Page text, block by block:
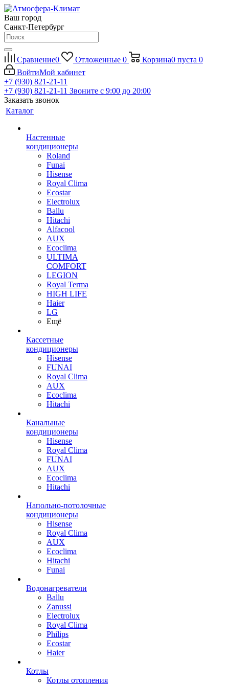
Ваш город
Санкт-Петербург
Сравнение0 Отложенные 0 Корзина0 пуста 0
ВойтиМой кабинет
+7 (930) 821-21-11
+7 (930) 821-21-11 Звоните с 9:00 до 20:00
Заказать звонок
Каталог
Настенные
кондиционеры
Roland
Funai
Hisense
Royal Clima
Ecostar
Electrolux
Ballu
Hitachi
Alfacool
AUX
Ecoclima
ULTIMA
COMFORT
LEGION
Royal Terma
HIGH LIFE
Haier
LG
Ещё
Кассетные
кондиционеры
Hisense
FUNAI
Royal Clima
AUX
Ecoclima
Hitachi
Канальные
кондиционеры
Hisense
Royal Clima
FUNAI
AUX
Ecoclima
Hitachi
Напольно-потолочные
кондиционеры
Hisense
Royal Clima
AUX
Ecoclima
Hitachi
Funai
Водонагреватели
Ballu
Zanussi
Electrolux
Royal Clima
Philips
Ecostar
Haier
Котлы
Котлы отопления